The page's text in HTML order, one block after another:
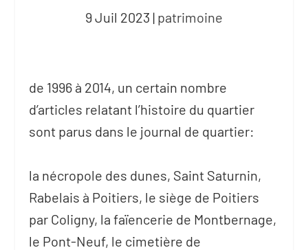
9 Juil 2023 | patrimoine
de 1996 à 2014, un certain nombre
d’articles relatant l’histoire du quartier
sont parus dans le journal de quartier:
la nécropole des dunes, Saint Saturnin,
Rabelais à Poitiers, le siège de Poitiers
par Coligny, la faïencerie de Montbernage,
le Pont-Neuf, le cimetière de